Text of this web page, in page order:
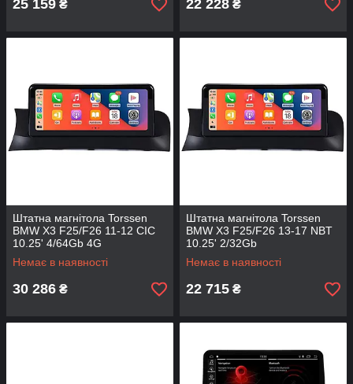
25 159 ₴ 22 228 ₴
Штатна магнітола Torssen
BMW X3 F25/F26 11-12 CIC
10.25' 4/64Gb 4G
Немає в наявності
30 286 ₴
Штатна магнітола Torssen
BMW X3 F25/F26 13-17 NBT
10.25' 2/32Gb
Немає в наявності
22 715 ₴